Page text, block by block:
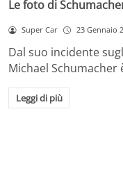
Le foto di
Super Car 23 Gennaio
Dal suo incidente
Michael Schumacher
Leggi di più